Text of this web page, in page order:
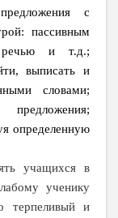
с
пассивным
речью и т.д.;
выписать и
словами;
определенную
учащихся в
ученику
терпеливый и